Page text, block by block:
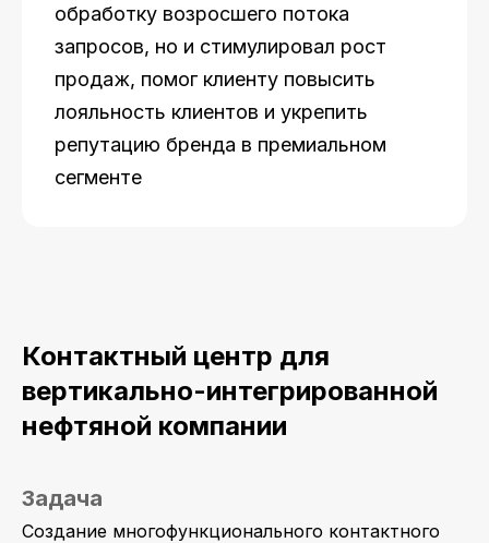
обработку возросшего потока
запросов, но и стимулировал рост
продаж, помог клиенту повысить
лояльность клиентов и укрепить
репутацию бренда в премиальном
сегменте
Контактный центр для
вертикально-интегрированной
нефтяной компании
Задача
Создание многофункционального контактного